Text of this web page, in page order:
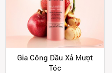
Gia Công Dầu Xả Mượt
Tóc